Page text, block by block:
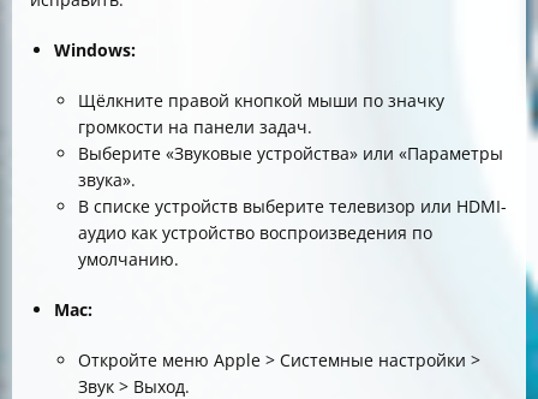
Windows:
Щёлкните правой кнопкой мыши по значку
громкости на панели задач.
Выберите «Звуковые устройства» или «Параметры
звука».
В списке устройств выберите телевизор или HDMI-
аудио как устройство воспроизведения по
умолчанию.
Mac:
Откройте меню Apple > Системные настройки >
Звук > Выход.